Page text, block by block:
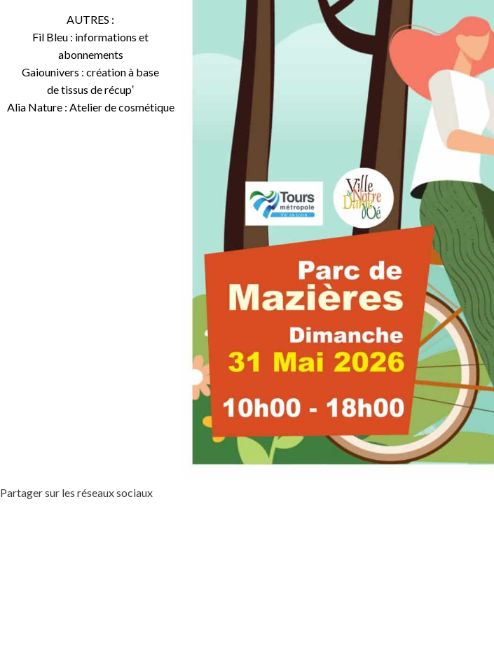
AUTRES :
Fil Bleu : informations et
abonnements
Gaiounivers : création à base
de tissus de récup‛
Alia Nature : Atelier de cosmétique
Partager sur les réseaux sociaux